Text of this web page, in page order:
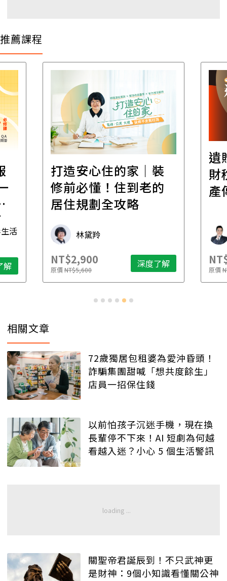
推薦課程
活
解
打造安心住的家｜裝
修前必懂！住到老的
居住規劃全攻略
林黛羚
NT$2,900
原價NT$5,600 深度了解
遺
財
產
原價
相關文章
72歲獨居包租婆為愛沖昏頭！
詐騙集團甜喊「想共度餘生」
店員一招保住錢
以前怕孩子沉迷手機，現在換
長輩停不下來！AI 短劇為何越
看越入迷？小心 5 個生活警訊
關聖帝君誕辰到！不只武神更
是財神：9個小知識看懂關公神